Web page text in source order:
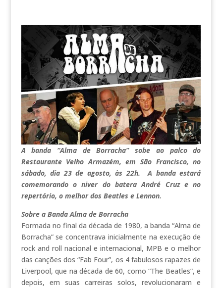
A banda “Alma de Borracha” sobe ao palco do
Restaurante Velho Armazém, em São Francisco, no
sábado, dia 23 de agosto, às 22h. A banda estará
comemorando o niver do batera André Cruz e no
repertório, o melhor dos Beatles e Lennon.
Sobre a Banda Alma de Borracha
Formada no final da década de 1980, a banda “Alma de
Borracha” se concentrava inicialmente na execução de
rock and roll nacional e internacional, MPB e o melhor
das canções dos “Fab Four”, os 4 fabulosos rapazes de
Liverpool, que na década de 60, como “The Beatles”, e
depois, em suas carreiras solos, revolucionaram e